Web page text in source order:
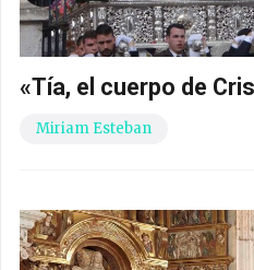
«Tía, el cuerpo de
Miriam Esteban